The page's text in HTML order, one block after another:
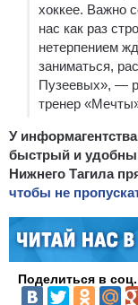
хоккее. Важно
нас как раз
нетерпением
заниматься,
Пузеевых», —
тренер
У
быстрый и
Нижнего Тагила
чтобы не
Поделиться в соц.